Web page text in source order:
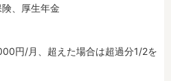
、厚生年金
円/月、超えた場合は超過分1/2を